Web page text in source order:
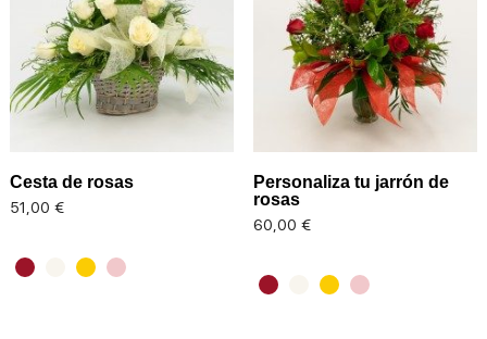
Cesta de rosas
Precio
51,00 €
Personaliza tu jarrón de
rosas
Precio
60,00 €